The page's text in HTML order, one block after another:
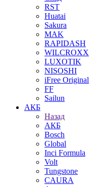
RST
Huatai
Sakura
MAK
RAPIDASH
WILCROXX
LUXOTIK
NISOSHI
iFree Original
FF
Sailun
АКБ
Назад
АКБ
Bosch
Global
Inci Formula
Volt
Tungstone
CAURA